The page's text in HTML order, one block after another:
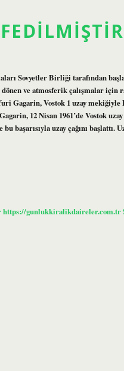
Sovyetler Birliği tarafından
dönen ve atmosferik çalışmalar
Gagarin, Vostok 1 uzay
12 Nisan 1961’de Vostok
başarısıyla uzay çağını başlattı.
https://gunlukkiralikdaireler.com.tr